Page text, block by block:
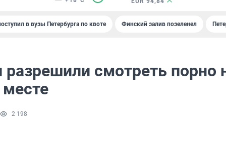
в вузы Петербурга по квоте Финский залив позеленел
разрешили смотреть порно
2 198